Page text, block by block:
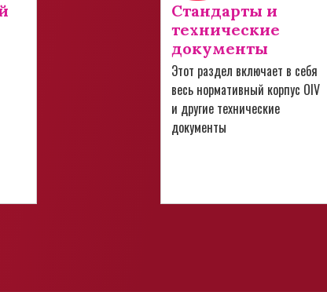
Стандарты и
технические
документы
Этот раздел включает в себя
весь нормативный корпус OIV
и другие технические
документы